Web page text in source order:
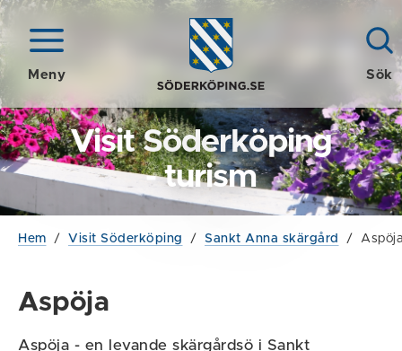
Meny Sök
Visit Söderköping
- turism
Hem / Visit Söderköping / Sankt Anna skärgård / Aspöja
Aspöja
Aspöja - en levande skärgårdsö i Sankt